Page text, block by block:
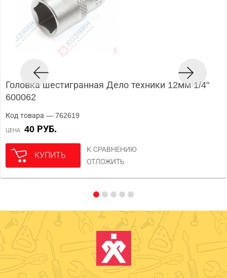
Головка шестигранная Дело техники 12мм 1/4"
600062
Код товара — 762619
ЦЕНА 40 РУБ.
КУПИТЬ
К СРАВНЕНИЮ
ОТЛОЖИТЬ